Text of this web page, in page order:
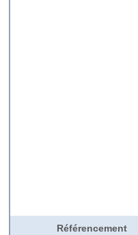
Référencement